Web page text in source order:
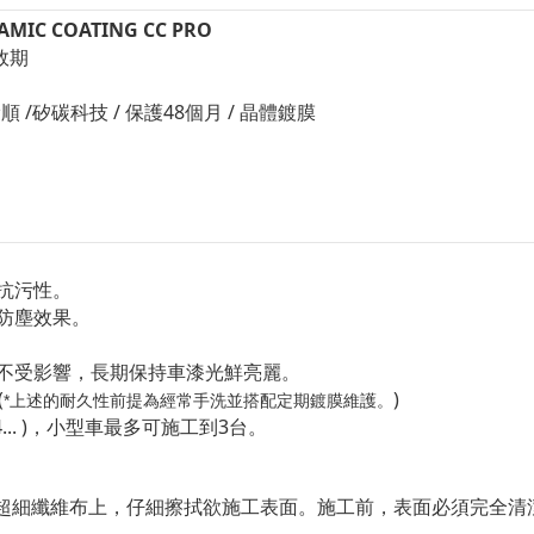
COATING CC PRO
期
/矽碳科技 / 保護48個月 / 晶體鍍膜
性。
效果。
影響，長期保持車漆光鮮亮麗。
*上述的耐久性前提為經常手洗並搭配定期鍍膜維護。 )
)，小型車最多可施工到3台。
細纖維布上，仔細擦拭欲施工表面。施工前，表面必須完全清